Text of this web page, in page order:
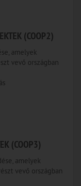
(COOP2)
amelyek
vevő országban
(COOP3)
amelyek
vevő országban